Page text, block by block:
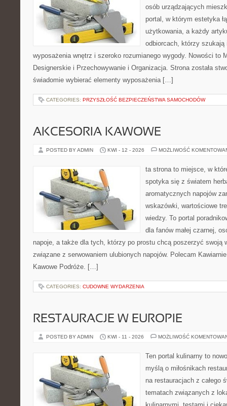
osób urządzających
portal, w którym estetyka
użytkowania, a każdy
odbiorcach, którzy
wyposażenia wnętrz i szeroko rozumianego wygody. Nowości to
Designerskie i Przechowywanie i Organizacja. Strona została
świadomie wybierać elementy wyposażenia […]
CATEGORIES: PRZYSZŁOŚĆ BEZPIECZEŃSTWA SAMOCHODÓW
AKCESORIA KAWOWE
POSTED BY ADMIN KWI - 12 - 2026 MOŻLIWOŚĆ
ta strona to miejsce, w
spotyka się z światem
aromatycznych napojów
wskazówki, wartościowe
wiedzy. To portal
dla fanów małej czarnej,
napoje, a także dla tych, którzy po prostu chcą poszerzyć swoją
związane z serwowaniem ulubionych napojów. Polecam
Kawowe Podróże. […]
CATEGORIES: CUDOWNE WYDARZENIA
RESTAURACJE W EUROPIE
POSTED BY ADMIN KWI - 11 - 2026 MOŻLIWOŚĆ
Ten portal kulinarny to
myślą o miłośnikach
na restauracjach z całego
tematach związanych z